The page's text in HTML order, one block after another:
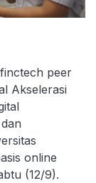
peer
Akselerasi
online
(12/9).